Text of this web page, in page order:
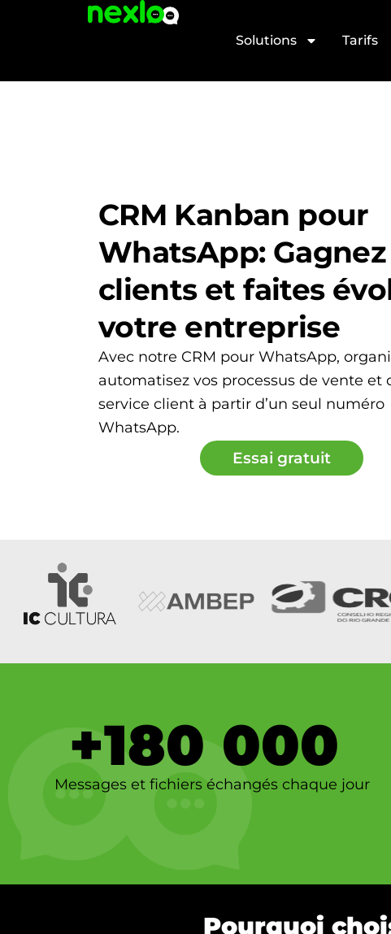
Solutions Tarifs
CRM Kanban pour
WhatsApp:
clients et faites
votre entreprise
Avec notre CRM pour WhatsApp,
automatisez vos processus de vente et
service client à partir d’un seul numéro
WhatsApp.
Essai gratuit
+180 000
Messages et fichiers échangés chaque jour
Pourquoi